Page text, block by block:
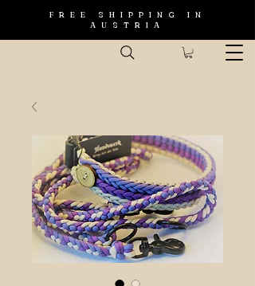
FREE SHIPPING IN
AUSTRIA